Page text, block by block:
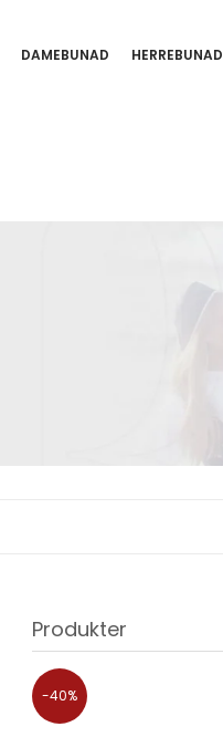
DAMEBUNAD HERREBUNAD
Produkter
-40%